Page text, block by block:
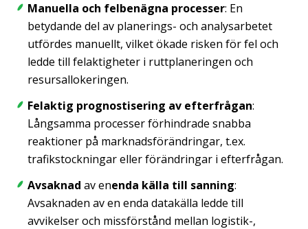
Manuella och felbenägna processer: En
betydande del av planerings- och analysarbetet
utfördes manuellt, vilket ökade risken för fel och
ledde till felaktigheter i ruttplaneringen och
resursallokeringen.
Felaktig prognostisering av efterfrågan:
Långsamma processer förhindrade snabba
reaktioner på marknadsförändringar, t.ex.
trafikstockningar eller förändringar i efterfrågan.
Avsaknad av enenda källa till sanning:
Avsaknaden av en enda datakälla ledde till
avvikelseroch missförstånd mellan logistik-,